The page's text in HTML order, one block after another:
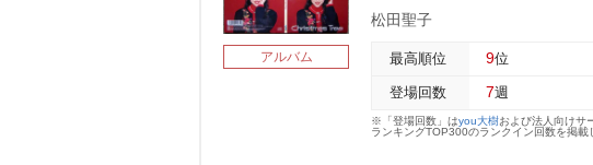
アルバム
松田聖子
最高順位 9位
登場回数 7週
※「登場回数」はyou大樹および法人向けサ
ランキングTOP300のランクイン回数を掲載